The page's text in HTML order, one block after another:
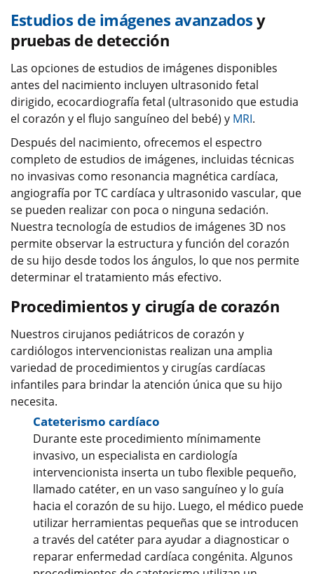
Estudios de imágenes avanzados y
pruebas de detección
Las opciones de estudios de imágenes disponibles
antes del nacimiento incluyen ultrasonido fetal
dirigido, ecocardiografía fetal (ultrasonido que estudia
el corazón y el flujo sanguíneo del bebé) y MRI.
Después del nacimiento, ofrecemos el espectro
completo de estudios de imágenes, incluidas técnicas
no invasivas como resonancia magnética cardíaca,
angiografía por TC cardíaca y ultrasonido vascular, que
se pueden realizar con poca o ninguna sedación.
Nuestra tecnología de estudios de imágenes 3D nos
permite observar la estructura y función del corazón
de su hijo desde todos los ángulos, lo que nos permite
determinar el tratamiento más efectivo.
Procedimientos y cirugía de corazón
Nuestros cirujanos pediátricos de corazón y
cardiólogos intervencionistas realizan una amplia
variedad de procedimientos y cirugías cardíacas
infantiles para brindar la atención única que su hijo
necesita.
Cateterismo cardíaco
Durante este procedimiento mínimamente
invasivo, un especialista en cardiología
intervencionista inserta un tubo flexible pequeño,
llamado catéter, en un vaso sanguíneo y lo guía
hacia el corazón de su hijo. Luego, el médico puede
utilizar herramientas pequeñas que se introducen
a través del catéter para ayudar a diagnosticar o
reparar enfermedad cardíaca congénita. Algunos